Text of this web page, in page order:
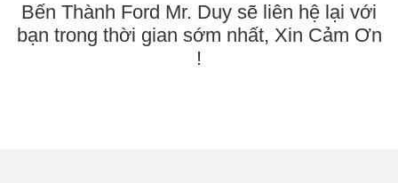
Bến Thành Ford Mr. Duy sẽ liên hệ lại với
bạn trong thời gian sớm nhất, Xin Cảm Ơn
!